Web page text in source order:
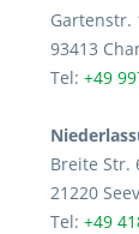
Gartenstr.
93413
Tel: +49
Breite Str.
21220
Tel: +49